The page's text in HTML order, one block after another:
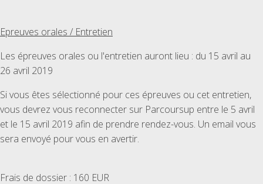
Epreuves orales / Entretien
Les épreuves orales ou l'entretien auront lieu : du 15 avril au
26 avril 2019
Si vous êtes sélectionné pour ces épreuves ou cet entretien,
vous devrez vous reconnecter sur Parcoursup entre le 5 avril
et le 15 avril 2019 afin de prendre rendez-vous. Un email vous
sera envoyé pour vous en avertir.
Frais de dossier : 160 EUR